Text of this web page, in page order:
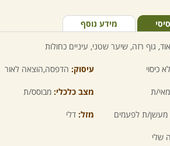
מידע נוסף
גוף רזה, שיער שטני, עיניים כחולות
כיסוי עיסוק: הדפסה,הוצאה לאור
ת מצב כלכלי: מבוסס/ת
מעשן/ת לפעמים מזל: דלי
שלי